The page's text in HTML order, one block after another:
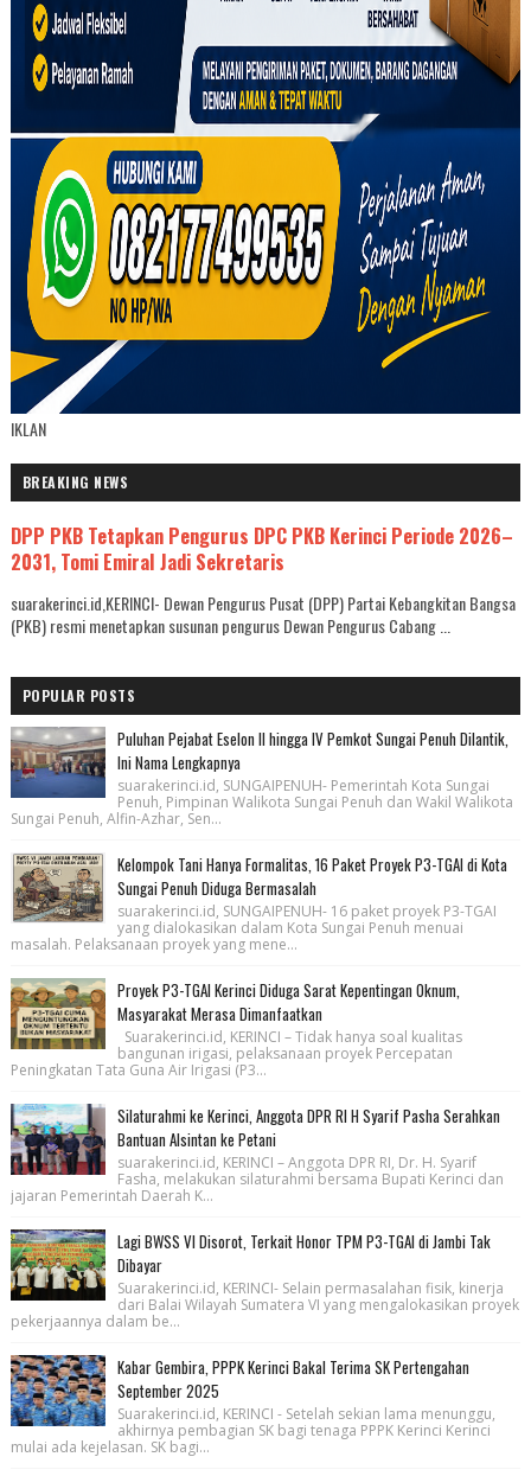
IKLAN
BREAKING NEWS
DPP PKB Tetapkan Pengurus DPC PKB Kerinci Periode 2026–
2031, Tomi Emiral Jadi Sekretaris
suarakerinci.id,KERINCI- Dewan Pengurus Pusat (DPP) Partai Kebangkitan Bangsa
(PKB) resmi menetapkan susunan pengurus Dewan Pengurus Cabang ...
POPULAR POSTS
Puluhan Pejabat Eselon II hingga IV Pemkot Sungai Penuh Dilantik,
Ini Nama Lengkapnya
suarakerinci.id, SUNGAIPENUH- Pemerintah Kota Sungai
Penuh, Pimpinan Walikota Sungai Penuh dan Wakil Walikota
Sungai Penuh, Alfin-Azhar, Sen...
Kelompok Tani Hanya Formalitas, 16 Paket Proyek P3-TGAI di Kota
Sungai Penuh Diduga Bermasalah
suarakerinci.id, SUNGAIPENUH- 16 paket proyek P3-TGAI
yang dialokasikan dalam Kota Sungai Penuh menuai
masalah. Pelaksanaan proyek yang mene...
Proyek P3-TGAI Kerinci Diduga Sarat Kepentingan Oknum,
Masyarakat Merasa Dimanfaatkan
Suarakerinci.id, KERINCI – Tidak hanya soal kualitas
bangunan irigasi, pelaksanaan proyek Percepatan
Peningkatan Tata Guna Air Irigasi (P3...
Silaturahmi ke Kerinci, Anggota DPR RI H Syarif Pasha Serahkan
Bantuan Alsintan ke Petani
suarakerinci.id, KERINCI – Anggota DPR RI, Dr. H. Syarif
Fasha, melakukan silaturahmi bersama Bupati Kerinci dan
jajaran Pemerintah Daerah K...
Lagi BWSS VI Disorot, Terkait Honor TPM P3-TGAI di Jambi Tak
Dibayar
Suarakerinci.id, KERINCI- Selain permasalahan fisik, kinerja
dari Balai Wilayah Sumatera VI yang mengalokasikan proyek
pekerjaannya dalam be...
Kabar Gembira, PPPK Kerinci Bakal Terima SK Pertengahan
September 2025
Suarakerinci.id, KERINCI - Setelah sekian lama menunggu,
akhirnya pembagian SK bagi tenaga PPPK Kerinci Kerinci
mulai ada kejelasan. SK bagi...